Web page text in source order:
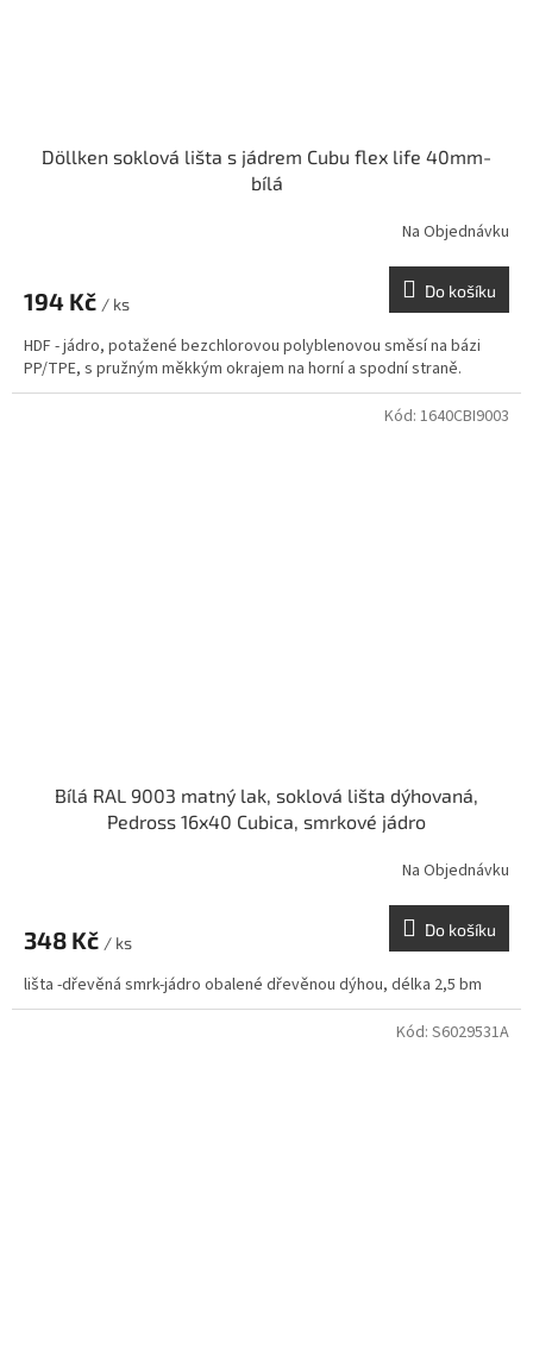
Döllken soklová lišta s jádrem Cubu flex life 40mm-
bílá
Na Objednávku
194 Kč / ks
Do košíku
HDF - jádro, potažené bezchlorovou polyblenovou směsí na bázi
PP/TPE, s pružným měkkým okrajem na horní a spodní straně.
Bílá RAL 9003 matný lak, soklová lišta dýhovaná,
Pedross 16x40 Cubica, smrkové jádro
Na Objednávku
348 Kč / ks
Do košíku
lišta -dřevěná smrk-jádro obalené dřevěnou dýhou, délka 2,5 bm
Kód: 1640CBI9003
Kód: S6029531A